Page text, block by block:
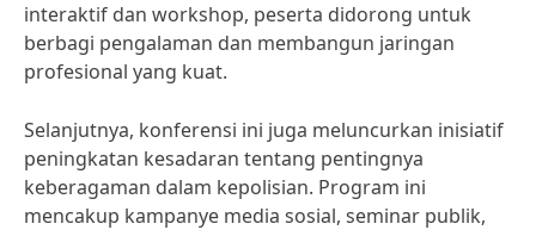
interaktif dan workshop, peserta didorong untuk
berbagi pengalaman dan membangun jaringan
profesional yang kuat.
Selanjutnya, konferensi ini juga meluncurkan inisiatif
peningkatan kesadaran tentang pentingnya
keberagaman dalam kepolisian. Program ini
mencakup kampanye media sosial, seminar publik,